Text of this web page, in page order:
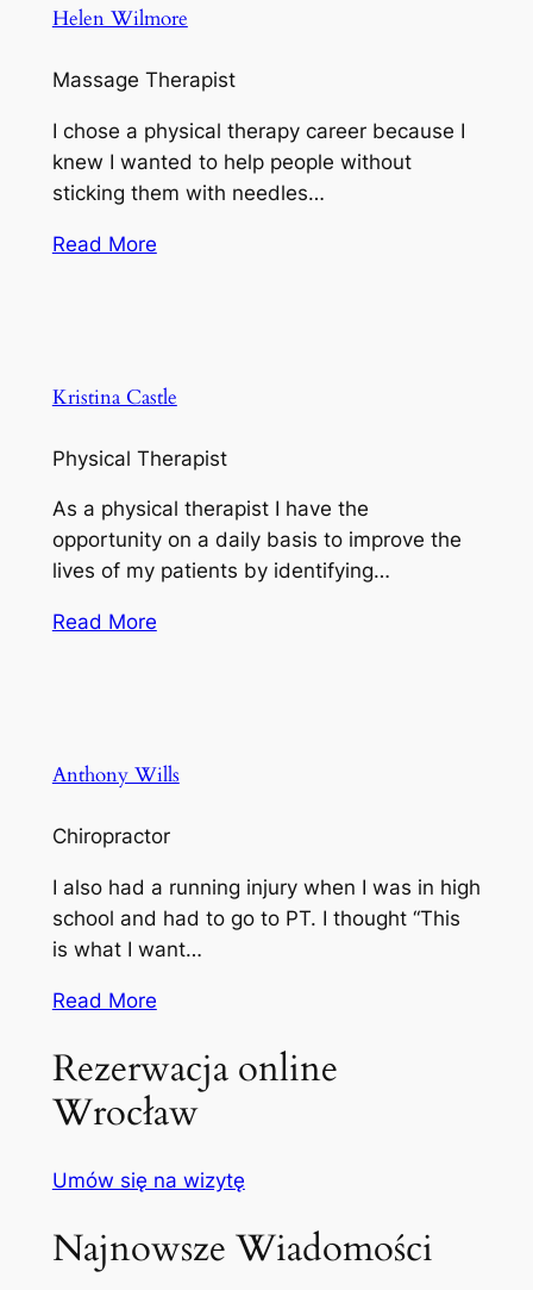
Helen Wilmore
Massage Therapist
I chose a physical therapy career because I
knew I wanted to help people without
sticking them with needles…
Read More
Kristina Castle
Physical Therapist
As a physical therapist I have the
opportunity on a daily basis to improve the
lives of my patients by identifying…
Read More
Anthony Wills
Chiropractor
I also had a running injury when I was in high
school and had to go to PT. I thought “This
is what I want…
Read More
Rezerwacja online
Wrocław
Umów się na wizytę
Najnowsze Wiadomości